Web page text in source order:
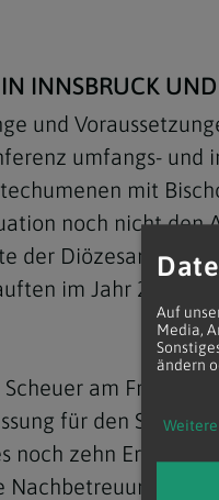
INNSBRUCK
und
umfangs-
mit
noch nicht den
der
im Jahr 2022
am
für den
noch zehn
Nachbetreuung der
Auf
Media,
ändern